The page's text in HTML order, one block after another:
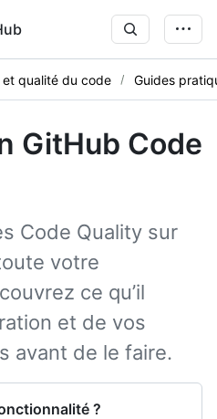
et qualité du code Guides
GitHub Code
Code Quality sur
votre
ce qu’il
et de vos
avant de le faire.
?